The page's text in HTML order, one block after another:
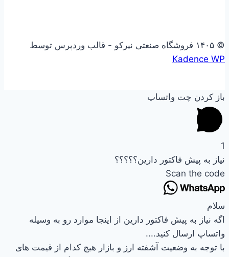
© ۱۴۰۵ فروشگاه صنعتی نیرکو - قالب وردپرس توسط
Kadence WP
باز کردن چت واتساپ
1
نیاز به پیش فاکتور دارین؟؟؟؟؟
Scan the code
سلام
اگه نیاز به پیش فاکتور دارین از اینجا موارد رو به وسیله
واتساپ ارسال کنید....
با توجه به وضعیت آشفته ارز و بازار هیچ کدام از قیمت های